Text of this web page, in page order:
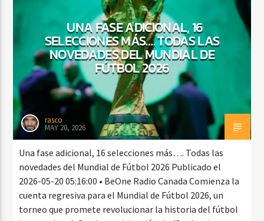
CURRENT SHOW
BALADAS Y VALLENATO
2:00 PM 5:00 PM
UNA FASE ADICIONAL, 16
SELECCIONES MÁS…. TODAS LAS
NOVEDADES DEL MUNDIAL DE
FÚTBOL 2026
rasco
MAY 20, 2026
Una fase adicional, 16 selecciones más…. Todas las
novedades del Mundial de Fútbol 2026 Publicado el
2026-05-20 05:16:00 • BeOne Radio Canada Comienza la
cuenta regresiva para el Mundial de Fútbol 2026, un
torneo que promete revolucionar la historia del fútbol